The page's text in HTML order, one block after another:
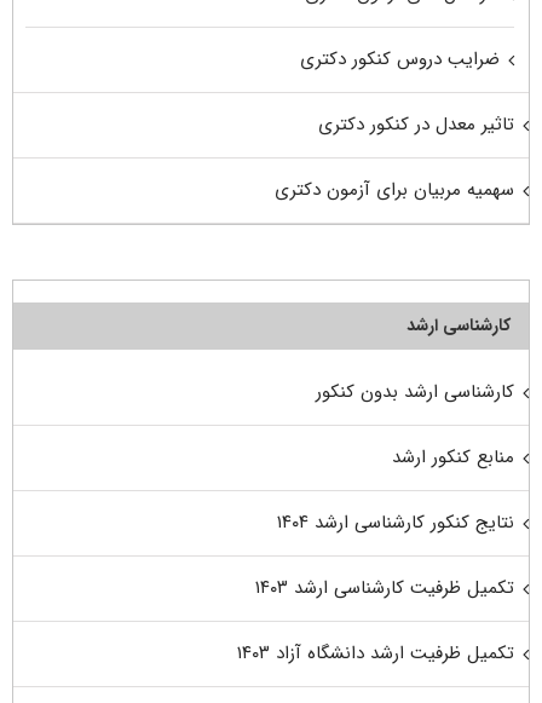
ضرایب دروس کنکور دکتری
تاثیر معدل در کنکور دکتری
سهمیه مربیان برای آزمون دکتری
کارشناسی ارشد
کارشناسی ارشد بدون کنکور
منابع کنکور ارشد
نتایج کنکور کارشناسی ارشد ۱۴۰۴
تکمیل ظرفیت کارشناسی ارشد ۱۴۰۳
تکمیل ظرفیت ارشد دانشگاه آزاد ۱۴۰۳